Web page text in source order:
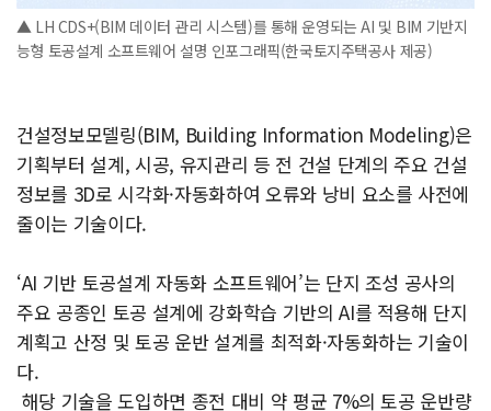
▲ LH CDS+(BIM 데이터 관리 시스템)를 통해 운영되는 AI 및 BIM 기반지
능형 토공설계 소프트웨어 설명 인포그래픽(한국토지주택공사 제공)
건설정보모델링(BIM, Building Information Modeling)은
기획부터 설계, 시공, 유지관리 등 전 건설 단계의 주요 건설
정보를 3D로 시각화·자동화하여 오류와 낭비 요소를 사전에
줄이는 기술이다.
‘AI 기반 토공설계 자동화 소프트웨어’는 단지 조성 공사의
주요 공종인 토공 설계에 강화학습 기반의 AI를 적용해 단지
계획고 산정 및 토공 운반 설계를 최적화·자동화하는 기술이
다.
해당 기술을 도입하면 종전 대비 약 평균 7%의 토공 운반량